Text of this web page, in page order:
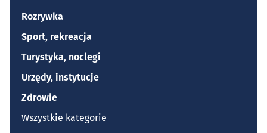
Rozrywka
Sport, rekreacja
Turystyka, noclegi
Urzędy, instytucje
Zdrowie
Wszystkie kategorie